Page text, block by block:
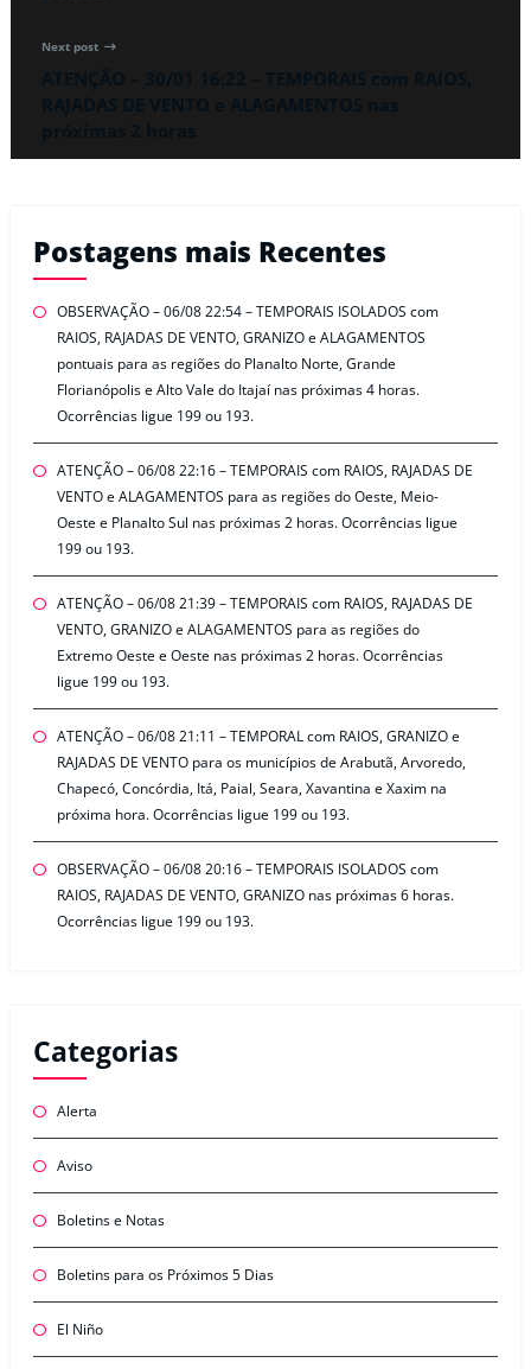
Next post
Postagens mais Recentes
OBSERVAÇÃO – 06/08 22:54 – TEMPORAIS ISOLADOS com
RAIOS, RAJADAS DE VENTO, GRANIZO e ALAGAMENTOS
pontuais para as regiões do Planalto Norte, Grande
Florianópolis e Alto Vale do Itajaí nas próximas 4 horas.
Ocorrências ligue 199 ou 193.
ATENÇÃO – 06/08 22:16 – TEMPORAIS com RAIOS, RAJADAS DE
VENTO e ALAGAMENTOS para as regiões do Oeste, Meio-
Oeste e Planalto Sul nas próximas 2 horas. Ocorrências ligue
199 ou 193.
ATENÇÃO – 06/08 21:39 – TEMPORAIS com RAIOS, RAJADAS DE
VENTO, GRANIZO e ALAGAMENTOS para as regiões do
Extremo Oeste e Oeste nas próximas 2 horas. Ocorrências
ligue 199 ou 193.
ATENÇÃO – 06/08 21:11 – TEMPORAL com RAIOS, GRANIZO e
RAJADAS DE VENTO para os municípios de Arabutã, Arvoredo,
Chapecó, Concórdia, Itá, Paial, Seara, Xavantina e Xaxim na
próxima hora. Ocorrências ligue 199 ou 193.
OBSERVAÇÃO – 06/08 20:16 – TEMPORAIS ISOLADOS com
RAIOS, RAJADAS DE VENTO, GRANIZO nas próximas 6 horas.
Ocorrências ligue 199 ou 193.
Categorias
Alerta
Aviso
Boletins e Notas
Boletins para os Próximos 5 Dias
El Niño